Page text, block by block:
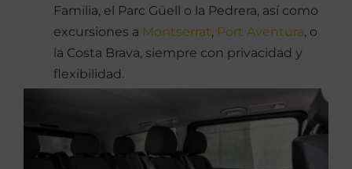
Familia, el Parc Güell o la Pedrera, así como
excursiones a Montserrat, Port Aventura, o
la Costa Brava, siempre con privacidad y
flexibilidad.